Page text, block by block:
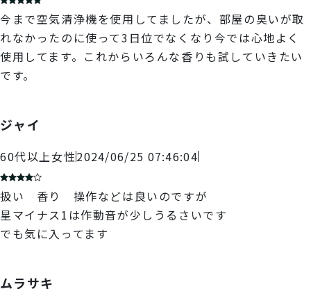
今まで空気清浄機を使用してましたが、部屋の臭いが取
れなかったのに使って3日位でなくなり今では心地よく
使用してます。これからいろんな香りも試していきたい
です。
ジャイ
60代以上女性2024/06/25 07:46:04
扱い 香り 操作などは良いのですが
星マイナス1は作動音が少しうるさいです
でも気に入ってます
ムラサキ